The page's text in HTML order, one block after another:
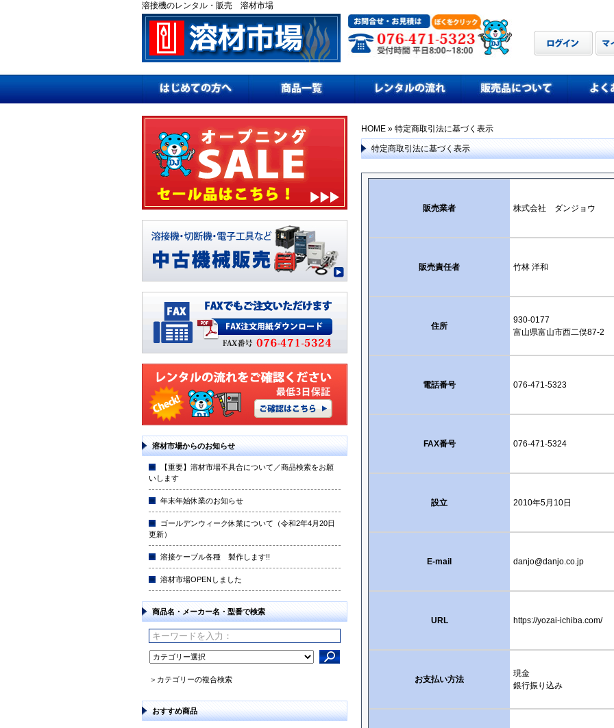
溶接機のレンタル・販売 溶材市場
溶材市場からのお知らせ
【重要】溶材市場不具合について／商品検索をお願
いします
年末年始休業のお知らせ
ゴールデンウィーク休業について（令和2年4月20日
更新）
溶接ケーブル各種 製作します!!
溶材市場OPENしました
商品名・メーカー名・型番で検索
＞カテゴリーの複合検索
おすすめ商品
HOME » 特定商取引法に基づく表示
特定商取引法に基づく表示
販売業者 株式会社 ダンジョウ
販売責任者 竹林 洋和
住所
930-0177
富山県富山市西二俣87-2
電話番号 076-471-5323
FAX番号 076-471-5324
設立 2010年5月10日
E-mail danjo@danjo.co.jp
URL https://yozai-ichiba.com/
お支払い方法
現金
銀行振り込み